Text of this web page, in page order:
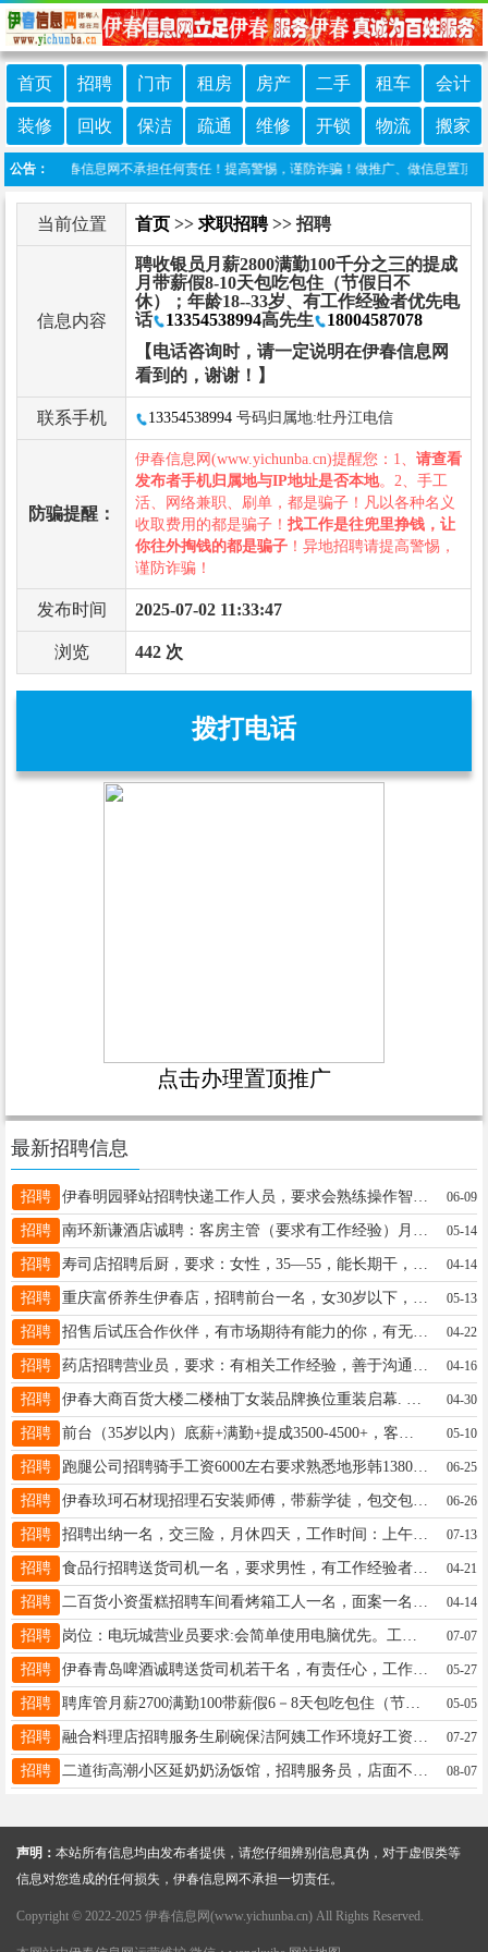
首页 招聘 门市 租房 房产 二手 租车 会计
装修 回收 保洁 疏通 维修 开锁 物流 搬家
公告：
布，伊春信息网不承担任何责任！提高警惕，谨防诈骗！做推广、做信息置顶！
当前位置 首页 >> 求职招聘>> 招聘
信息内容
聘收银员月薪2800满勤100千分之三的提成
月带薪假8-10天包吃包住（节假日不
休）；年龄18--33岁、有工作经验者优先电
话
13354538994高先生
18004587078
【电话咨询时，请一定说明在伊春信息网
看到的，谢谢！】
联系手机 13354538994 号码归属地:牡丹江电信
防骗提醒：
伊春信息网(www.yichunba.cn)提醒您：1、 请查看
发布者手机归属地与IP地址是否本地。2、手工
活、网络兼职、刷单，都是骗子！凡以各种名义
收取费用的都是骗子！ 找工作是往兜里挣钱，让
你往外掏钱的都是骗子 ！异地招聘请提高警惕，
谨防诈骗！
发布时间 2025-07-02 11:33:47
浏览 442 次
拨打电话
点击办理置顶推广
最新招聘信息
招聘 06-09
招聘 05-14
招聘 04-14
招聘 05-13
招聘 招售后试压合作伙伴，有市场期待有能力的你，有无经验均可，简单易学有专人带张女士13304588898 04-22
招聘 04-16
招聘 04-30
招聘 05-10
招聘 跑腿公司招聘骑手工资6000左右要求熟悉地形韩13804853586 06-25
招聘 伊春玖珂石材现招理石安装师傅，带薪学徒，包交包会！力工！待遇优厚！王先生16629786000 06-26
招聘 招聘出纳一名，交三险，月休四天，工作时间：上午8：00-11：30，下午1：30-17：00，要求：能给使用WPS等常用办公软件，有意向者请联系---周总：13945882003周总15645893898 07-13
招聘 食品行招聘送货司机一名，要求男性，有工作经验者优先，15246945260张女士15246945260 04-21
招聘 04-14
招聘 07-07
招聘 伊春青岛啤酒诚聘送货司机若干名，有责任心，工作踏实！年龄35--45岁薪资底薪加提成4000-8000有经验优先。有意电联13234581119陈经理陈经理13234581119 05-27
招聘 聘库管月薪2700满勤100带薪假6－8天包吃包住（节假日不休）；年龄20--30岁、会电脑，有工作经验者优先，可以培训的，电话13354538994微信同步高达18004587078 05-05
招聘 07-27
招聘 08-07
声明： 本站所有信息均由发布者提供，请您仔细辨别信息真伪，对于虚假类等
信息对您造成的任何损失，伊春信息网不承担一切责任。
Copyright © 2022-2025 伊春信息网(www.yichunba.cn) All Rights Reserved.